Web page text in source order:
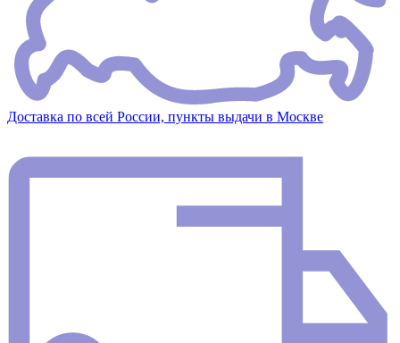
Доставка по всей России, пункты выдачи в Москве